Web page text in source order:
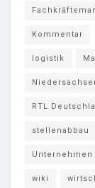
Kommentar
logistik
RTL
stellenabbau
Unternehmen
wiki